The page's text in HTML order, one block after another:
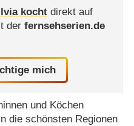
kochtdirekt auf
der fernsehserien.de
mich
und Köchen
die schönsten Regionen